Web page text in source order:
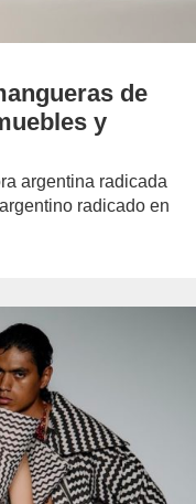
de
y
argentina radicada
radicado en